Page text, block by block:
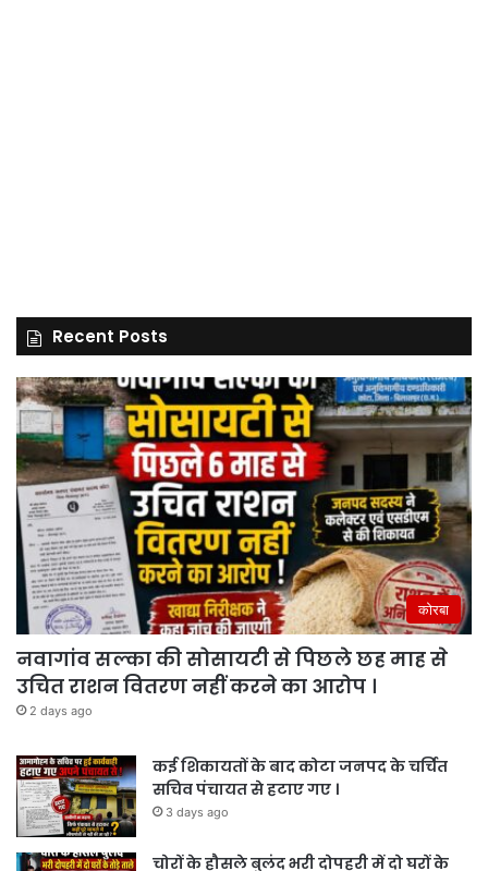
Recent Posts
कोरबा
नवागांव सल्का की सोसायटी से पिछले छह माह से
उचित राशन वितरण नहीं करने का आरोप ।
2 days ago
कई शिकायतों के बाद कोटा जनपद के चर्चित
सचिव पंचायत से हटाए गए ।
3 days ago
चोरों के हौसले बुलंद भरी दोपहरी में दो घरों के